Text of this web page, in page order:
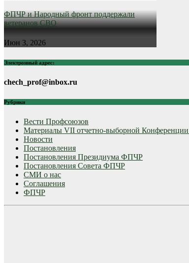
ФПЧР и Народный фронт поддержали
ветеранов СВО
Июн 3, 2026
Электронный адрес:
chech_prof@inbox.ru
Рубрики
Вести Профсоюзов
Материалы VII отчетно-выборной
Новости
Постановления
Постановления Президиума ФПЧР
Постановления Совета ФПЧР
СМИ о нас
Соглашения
ФПЧР